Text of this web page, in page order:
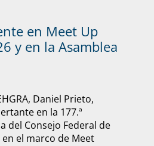
en Meet Up
y en la Asamblea
Daniel Prieto,
en la 177.ª
del Consejo Federal de
el marco de Meet